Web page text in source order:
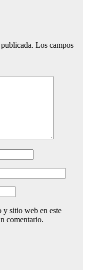
Los campos
y sitio web en este
comentario.